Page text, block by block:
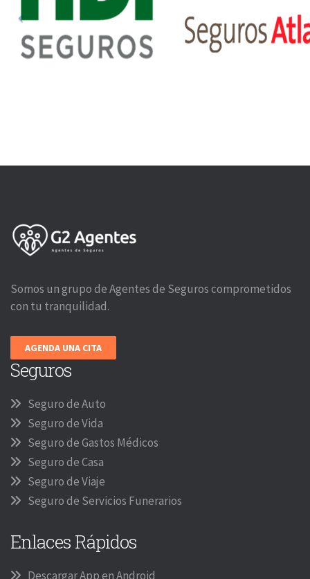
Somos un grupo de Agentes de Seguros comprometidos
con tu tranquilidad.
AGENDA UNA CITA
Seguros
Seguro de Auto
Seguro de Vida
Seguro de Gastos Médicos
Seguro de Casa
Seguro de Viaje
Seguro de Servicios Funerarios
Enlaces Rápidos
Descargar App en Android